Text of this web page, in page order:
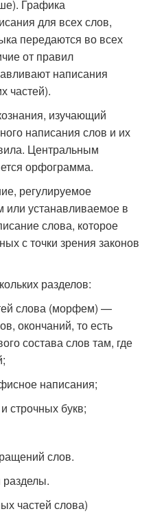
Графика
для всех слов,
передаются во всех
от правил
написания
частей).
изучающий
написания слов и их
Центральным
орфограмма.
регулируемое
устанавливаемое в
слова, которое
с точки зрения законов
разделов:
слова (морфем) —
окончаний, то есть
состава слов там, где
написания;
строчных букв;
слов.
разделы.
частей слова)